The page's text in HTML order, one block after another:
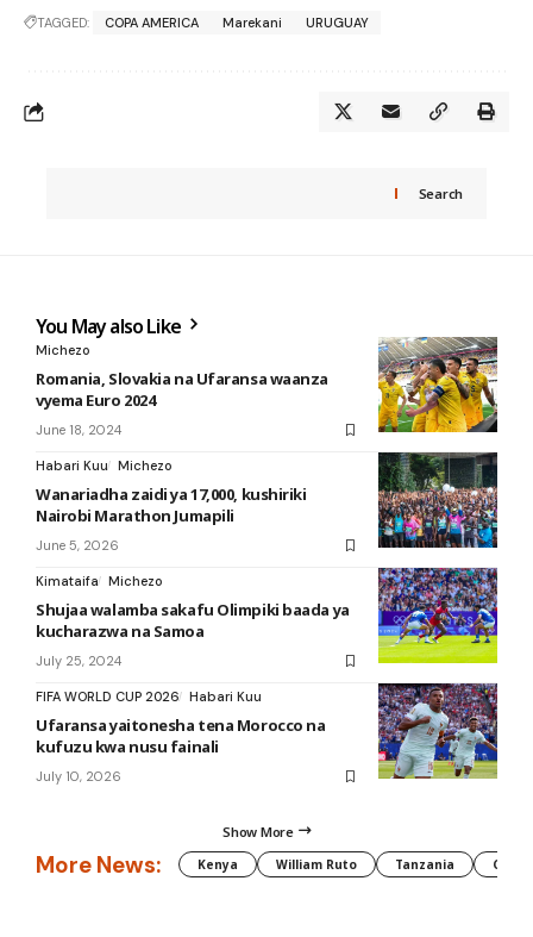
TAGGED: COPA AMERICA Marekani URUGUAY
Search
You May also Like
Michezo
Romania, Slovakia na Ufaransa waanza
vyema Euro 2024
June 18, 2024
Habari Kuu Michezo
Wanariadha zaidi ya 17,000, kushiriki
Nairobi Marathon Jumapili
June 5, 2026
Kimataifa Michezo
Shujaa walamba sakafu Olimpiki baada ya
kucharazwa na Samoa
July 25, 2024
FIFA WORLD CUP 2026 Habari Kuu
Ufaransa yaitonesha tena Morocco na
kufuzu kwa nusu fainali
July 10, 2026
Show More
More News: Kenya William Ruto Tanzania CAF